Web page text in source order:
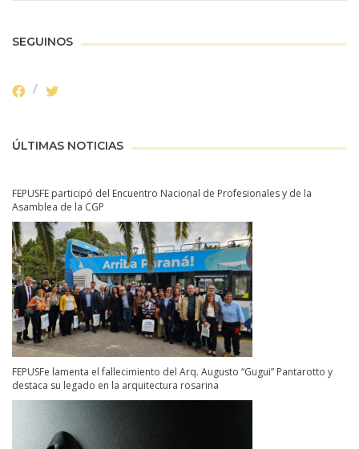
SEGUINOS
ÚLTIMAS NOTICIAS
FEPUSFE participó del Encuentro Nacional de Profesionales y de la
Asamblea de la CGP
FEPUSFe lamenta el fallecimiento del Arq. Augusto “Gugui” Pantarotto y
destaca su legado en la arquitectura rosarina